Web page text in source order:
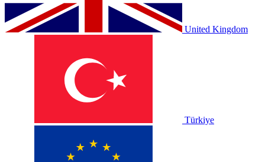
United Kingdom
Türkiye